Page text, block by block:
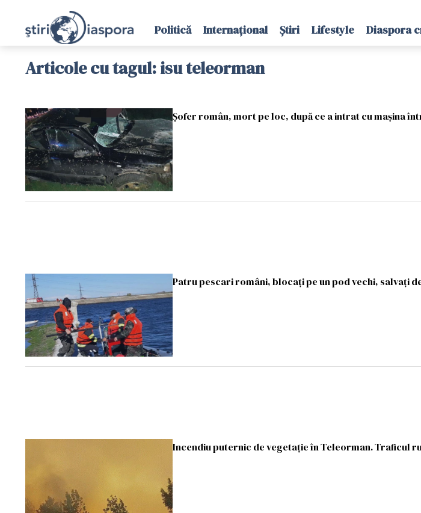
Politică Internațional Știri Lifestyle Diaspora
Articole cu tagul: isu teleorman
Șofer român, mort pe loc, după ce a intrat cu mașina
Patru pescari români, blocaţi pe un pod vechi, salvaţi
Incendiu puternic de vegetație în Teleorman. Traficul